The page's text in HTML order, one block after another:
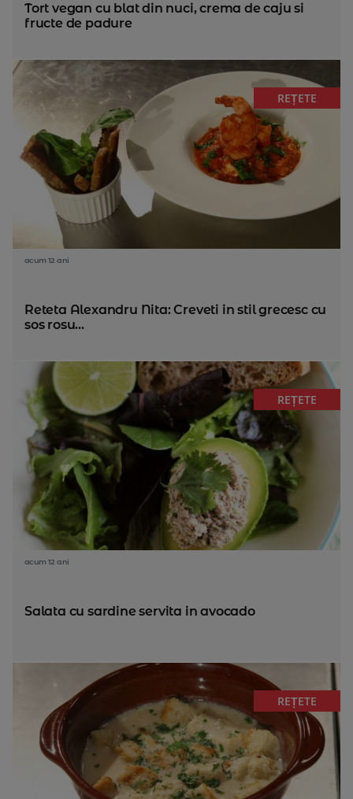
Tort vegan cu blat din nuci, crema de caju si
fructe de padure
REȚETE
acum 12 ani
Reteta Alexandru Nita: Creveti in stil grecesc cu
sos rosu...
REȚETE
acum 12 ani
Salata cu sardine servita in avocado
REȚETE